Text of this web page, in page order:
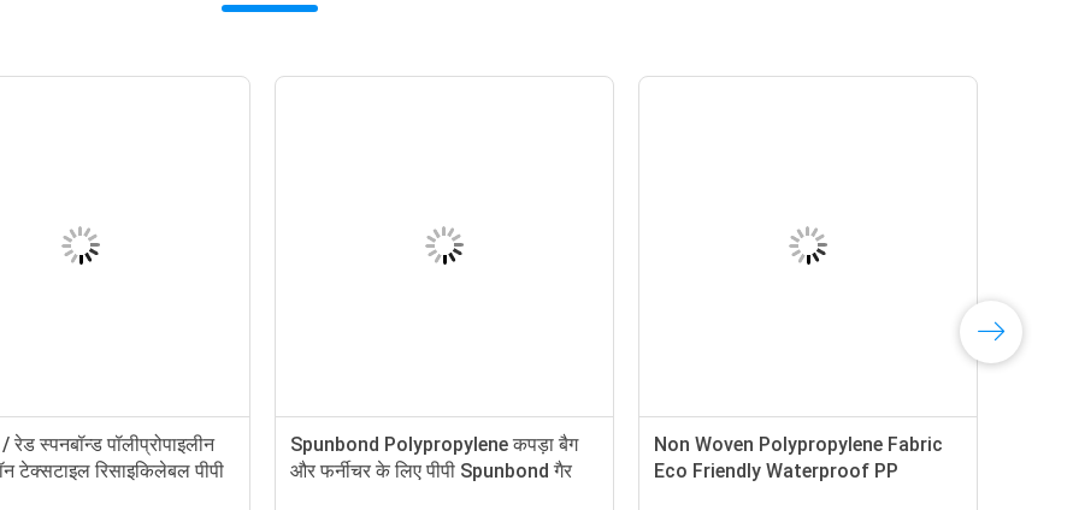
रेड स्पनबॉन्ड पॉलीप्रोपाइलीन
टेक्सटाइल रिसाइकिलेबल पीपी
Spunbond Polypropylene कपड़ा बैग
और फर्नीचर के लिए पीपी Spunbond गैर
Non Woven Polypropylene Fabric
Eco Friendly Waterproof PP